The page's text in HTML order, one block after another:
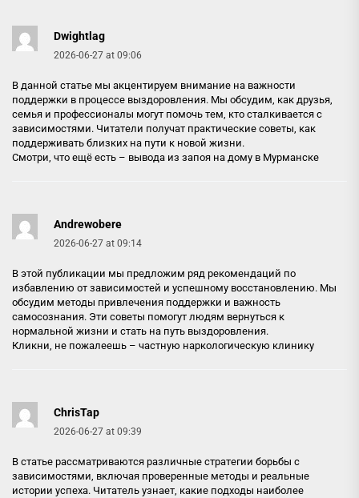
Dwightlag
2026-06-27 at 09:06
В данной статье мы акцентируем внимание на важности
поддержки в процессе выздоровления. Мы обсудим, как друзья,
семья и профессионалы могут помочь тем, кто сталкивается с
зависимостями. Читатели получат практические советы, как
поддерживать близких на пути к новой жизни.
Смотри, что ещё есть – вывода из запоя на дому в Мурманске
Andrewobere
2026-06-27 at 09:14
В этой публикации мы предложим ряд рекомендаций по
избавлению от зависимостей и успешному восстановлению. Мы
обсудим методы привлечения поддержки и важность
самосознания. Эти советы помогут людям вернуться к
нормальной жизни и стать на путь выздоровления.
Кликни, не пожалеешь – частную наркологическую клинику
ChrisTap
2026-06-27 at 09:39
В статье рассматриваются различные стратегии борьбы с
зависимостями, включая проверенные методы и реальные
истории успеха. Читатель узнает, какие подходы наиболее